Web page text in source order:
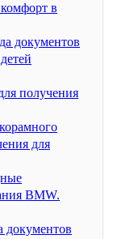
в
документов
получения
для
BMW.
документов